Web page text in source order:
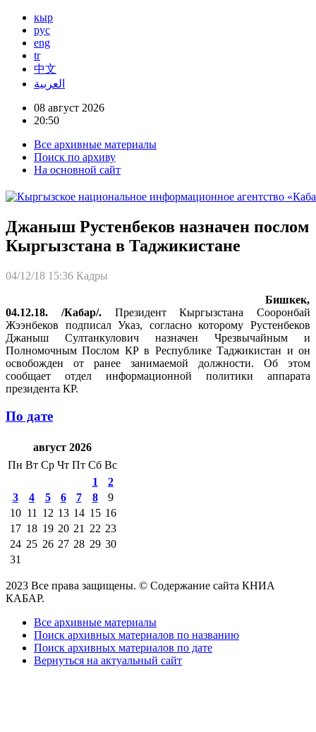
кыр
рус
eng
tr
中文
العربية
08 август 2026
20:50
Все архивные материалы
Поиск по архиву
На основной сайт
Джаныш Рустенбеков назначен послом
Кыргызстана в Таджикистане
04/12/18 15:36 Кадры
Бишкек,
04.12.18. /Кабар/.Президент Кыргызстана Сооронбай
Жээнбеков подписал Указ, согласно которому Рустенбеков
Джаныш Султанкулович назначен Чрезвычайным и
Полномочным Послом КР в Республике Таджикистан и он
освобожден от ранее занимаемой должности. Об этом
сообщает отдел информационной политики аппарата
президента КР.
По дате
август 2026
Пн Вт Ср Чт Пт Сб Вс
1
2
3
4 5 6 7 8
9
10 11 12 13 14 15 16
17 18 19 20 21 22 23
24 25 26 27 28 29 30
31
2023 Все права защищены. © Содержание сайта КНИА
КАБАР.
Все архивные материалы
Поиск архивных материалов по названию
Поиск архивных материалов по дате
Вернуться на актуальный сайт